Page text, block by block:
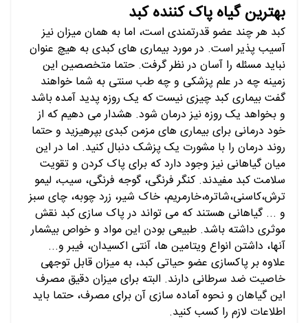
بهترین گیاه پاک کننده کبد
کبد هر چند عضو قدرتمندی است، اما به همان میزان نیز
آسیب پذیر است. در مورد بیماری های کبدی به هیچ عنوان
نباید مسئله را آسان در نظر گرفت. حتما متخصصین این
زمینه چه در علم پزشکی و چه طب سنتی به شما خواهند
گفت بیماری کبد چیزی نیست که یک روزه پدید آمده باشد
و بخواهد یک روزه نیز درمان شود. هشدار می دهیم که از
خود درمانی برای بیماری های مزمن کبدی بپرهیزید و حتما
روند درمان را با مشورت یک پزشک دنبال کنید. اما در این
میان گیاهانی نیز وجود دارد که برای پاک کردن و تقویت
سلامت کبد مفیدند. کنگر فرنگی، گوجه فرنگی، سیب، لیمو
ترش،کاسنی،شاتره،خارمریم، خاک شیر، زرد چوبه، چای سبز
و ... گیاهانی هستند که می تواند در پاک سازی کبد نقش
موثری داشته باشد. طبیعی بودن این مواد و خواص بیشمار
آنها، داشتن انواع ویتامین ها، آنتی اکسیدان، فیبر و...
علاوه بر پاکسازی عضو حیاتی کبد، به میزان قابل توجهی
خاصیت ضد سرطانی دارند. البته برای میزان دقیق مصرف
این گیاهان و نحوه آماده سازی آن برای مصرف، حتما باید
اطلاعات لازم را کسب کنید.